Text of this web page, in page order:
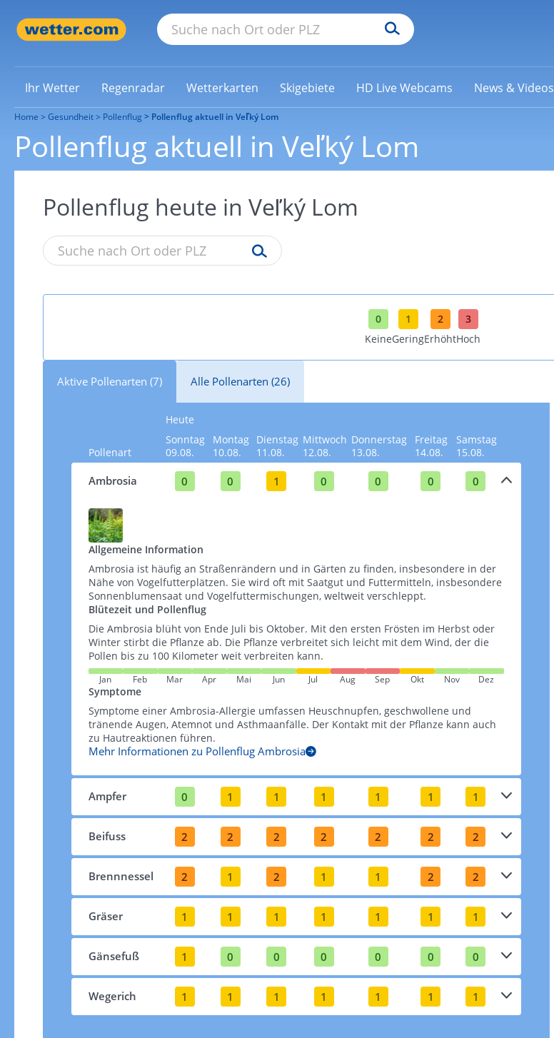
Ihr Wetter Regenradar Wetterkarten Skigebiete HD Live Webcams News & Videos
Home Gesundheit Pollenflug Pollenflug aktuell in Veľký Lom
Pollenflug aktuell in Veľký Lom
Pollenflug heute in Veľký Lom
0
Keine
1
Gering
2
Erhöht
3
Hoch
Aktive Pollenarten (7) Alle Pollenarten (26)
Pollenart
Heute
Sonntag
09.08.
Montag
10.08.
Dienstag
11.08.
Mittwoch
12.08.
Donnerstag
13.08.
Freitag
14.08.
Samstag
15.08.
Ambrosia 0 0 1 0 0 0 0
Allgemeine Information
Ambrosia ist häufig an Straßenrändern und in Gärten zu finden, insbesondere in der
Nähe von Vogelfutterplätzen. Sie wird oft mit Saatgut und Futtermitteln, insbesondere
Sonnenblumensaat und Vogelfuttermischungen, weltweit verschleppt​​​​.
Blütezeit und Pollenflug
Die Ambrosia blüht von Ende Juli bis Oktober. Mit den ersten Frösten im Herbst oder
Winter stirbt die Pflanze ab. Die Pflanze verbreitet sich leicht mit dem Wind, der die
Pollen bis zu 100 Kilometer weit verbreiten kann​​.
Jan Feb Mar Apr Mai Jun Jul Aug Sep Okt Nov Dez
Symptome
Symptome einer Ambrosia-Allergie umfassen Heuschnupfen, geschwollene und
tränende Augen, Atemnot und Asthmaanfälle. Der Kontakt mit der Pflanze kann auch
zu Hautreaktionen führen​​.
Mehr Informationen zu Pollenflug Ambrosia
Ampfer 0 1 1 1 1 1 1
Beifuss 2 2 2 2 2 2 2
Brennnessel 2 1 2 1 1 2 2
Gräser 1 1 1 1 1 1 1
Gänsefuß 1 0 0 0 0 0 0
Wegerich 1 1 1 1 1 1 1